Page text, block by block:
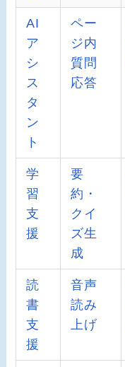
AI
ア
シ
ス
タ
ン
ト
ペー
ジ内
質問
応答
学
習
支
援
要
約・
クイ
ズ生
成
読
書
支
援
音声
読み
上げ